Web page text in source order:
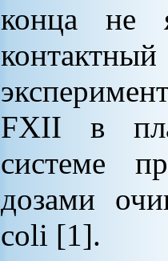
конца не
FXII в
системе
дозами
coli [1].